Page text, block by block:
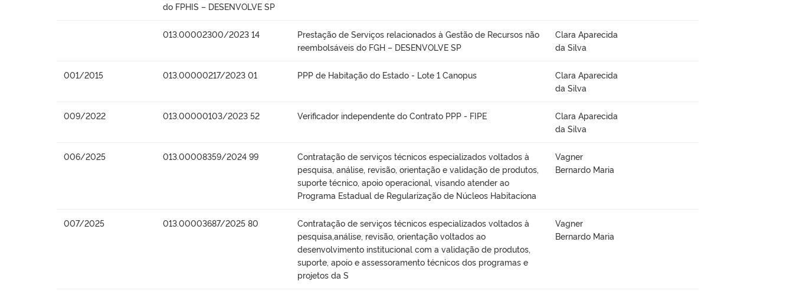
do FPHIS – DESENVOLVE SP
013.00002300/2023 14
Prestação de Serviços relacionados à Gestão de Recursos não
reembolsáveis do FGH – DESENVOLVE SP
Clara Aparecida
da Silva
001/2015 013.00000217/2023 01 PPP de Habitação do Estado - Lote 1 Canopus
Clara Aparecida
da Silva
009/2022 013.00000103/2023 52 Verificador independente do Contrato PPP - FIPE
Clara Aparecida
da Silva
006/2025 013.00008359/2024 99
Contratação de serviços técnicos especializados voltados à
pesquisa, análise, revisão, orientação e validação de produtos,
suporte técnico, apoio operacional, visando atender ao
Programa Estadual de Regularização de Núcleos Habitaciona
Vagner
Bernardo Maria
007/2025 013.00003687/2025 80
Contratação de serviços técnicos especializados voltados à
pesquisa,análise, revisão, orientação voltados ao
desenvolvimento institucional com a validação de produtos,
suporte, apoio e assessoramento técnicos dos programas e
projetos da S
Vagner
Bernardo Maria